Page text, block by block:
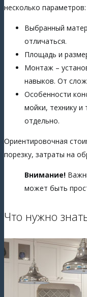
несколько параметров:
Выбранный
отличаться.
Площадь и
Монтаж –
навыков. От
Особенности
мойки, технику
отдельно.
Ориентировочная
порезку, затраты на
Внимание!
может быть
Что нужно